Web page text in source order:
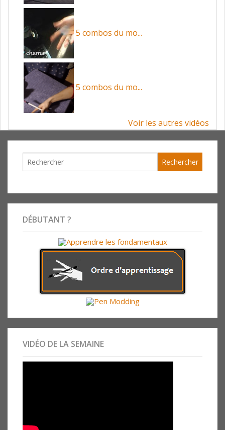
5 combos du mo...
5 combos du mo...
Voir les autres vidéos
DÉBUTANT ?
VIDÉO DE LA SEMAINE